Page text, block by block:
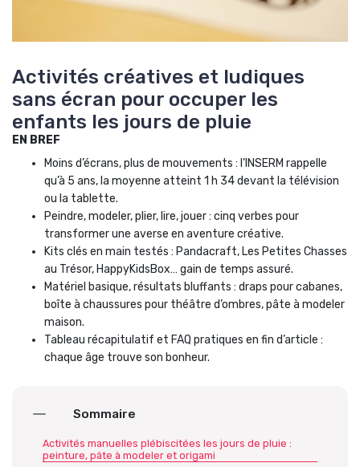
Activités créatives et ludiques
sans écran pour occuper les
enfants les jours de pluie
EN BREF
Moins d’écrans, plus de mouvements : l’INSERM rappelle
qu’à 5 ans, la moyenne atteint 1 h 34 devant la télévision
ou la tablette.
Peindre, modeler, plier, lire, jouer : cinq verbes pour
transformer une averse en aventure créative.
Kits clés en main testés : Pandacraft, Les Petites Chasses
au Trésor, HappyKidsBox… gain de temps assuré.
Matériel basique, résultats bluffants : draps pour cabanes,
boîte à chaussures pour théâtre d’ombres, pâte à modeler
maison.
Tableau récapitulatif et FAQ pratiques en fin d’article :
chaque âge trouve son bonheur.
Sommaire
Activités manuelles plébiscitées les jours de pluie :
peinture, pâte à modeler et origami